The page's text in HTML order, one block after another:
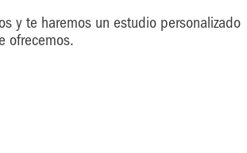
y te haremos un estudio personalizado
ofrecemos.